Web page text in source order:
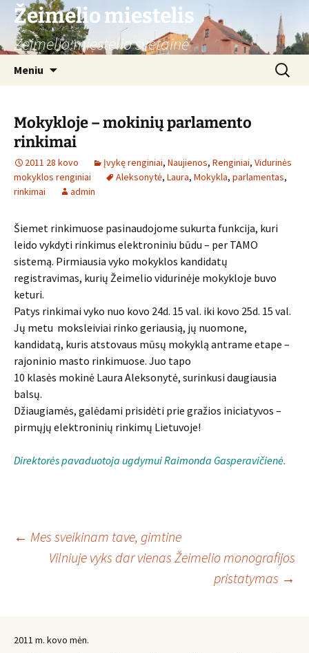
Žeimelio miestelis
Žeimelio miestelio svetainė
Meniu Ieškoti:
Mokykloje – mokinių parlamento
rinkimai
2011 28 kovo Įvykę renginiai, Naujienos, Renginiai, Vidurinės
mokyklos renginiai
Aleksonytė, Laura, Mokykla, parlamentas,
rinkimai
admin
Šiemet rinkimuose pasinaudojome sukurta funkcija, kuri
leido vykdyti rinkimus elektroniniu būdu – per TAMO
sistemą. Pirmiausia vyko mokyklos kandidatų
registravimas, kurių Žeimelio vidurinėje mokykloje buvo
keturi.
Patys rinkimai vyko nuo kovo 24d. 15 val. iki kovo 25d. 15 val.
Jų metu moksleiviai rinko geriausią, jų nuomone,
kandidatą, kuris atstovaus mūsų mokyklą antrame etape –
rajoninio masto rinkimuose. Juo tapo
10 klasės mokinė Laura Aleksonytė, surinkusi daugiausia
balsų.
Džiaugiamės, galėdami prisidėti prie gražios iniciatyvos –
pirmųjų elektroninių rinkimų Lietuvoje!
Direktorės pavaduotoja ugdymui Raimonda Gasperavičienė.
Įrašo
← Mes sveikinam tave, gimtine
Vilniuje vyks dar vienas Žeimelio monografijos
pristatymas →
2011 m. kovo mėn.